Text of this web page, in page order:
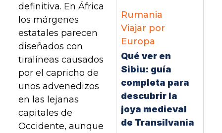
definitiva. En África
los márgenes
estatales parecen
diseñados con
tiralíneas causados
por el capricho de
unos advenedizos
en las lejanas
capitales de
Occidente, aunque
Rumania
Viajar por
Europa
Qué ver en
Sibiu: guía
completa para
descubrir la
joya medieval
de Transilvania